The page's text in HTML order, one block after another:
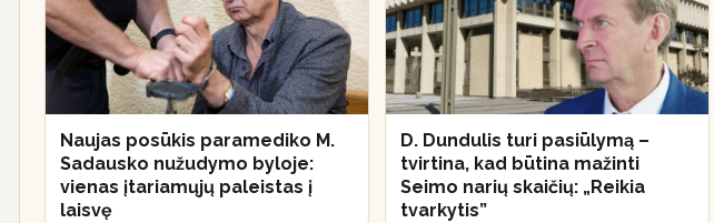
Naujas posūkis paramediko M.
Sadausko nužudymo byloje:
vienas įtariamųjų paleistas į
laisvę
D. Dundulis turi pasiūlymą –
tvirtina, kad būtina mažinti
Seimo narių skaičių: „Reikia
tvarkytis”